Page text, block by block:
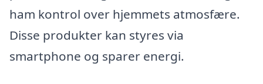
ham kontrol over hjemmets atmosfære.
Disse produkter kan styres via
smartphone og sparer energi.